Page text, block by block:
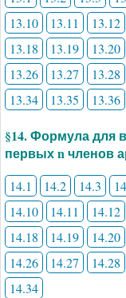
13.10
13.11 13.12
13.18
13.19 13.20
13.26
13.27 13.28
13.34
13.35 13.36
§14. Формула для
первых n членов
14.1 14.2 14.3
14.10
14.11 14.12
14.18
14.19 14.20
14.26
14.27 14.28
14.34